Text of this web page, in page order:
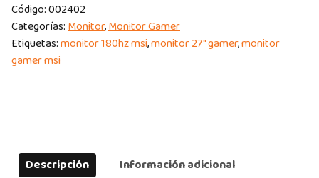
Código:002402
Categorías:Monitor,Monitor Gamer
Etiquetas:monitor 180hz msi,monitor 27" gamer,monitor
gamer msi
Descripción Información adicional